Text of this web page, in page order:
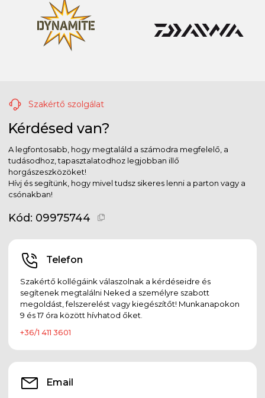
Szakértő szolgálat
Kérdésed van?
A legfontosabb, hogy megtaláld a számodra megfelelő, a
tudásodhoz, tapasztalatodhoz legjobban illő
horgászeszközöket!
Hívj és segítünk, hogy mivel tudsz sikeres lenni a parton vagy a
csónakban!
Kód: 09975744
Telefon
Szakértő kollégáink válaszolnak a kérdéseidre és
segítenek megtalálni Neked a személyre szabott
megoldást, felszerelést vagy kiegészítőt! Munkanapokon
9 és 17 óra között hívhatod őket.
+36/1 411 3601
Email